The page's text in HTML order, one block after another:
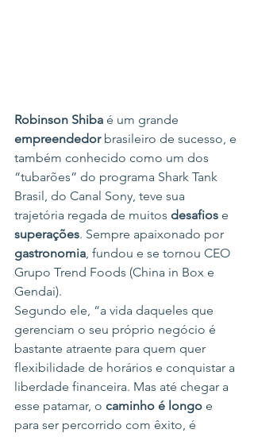
Robinson Shiba é um grande
empreendedor brasileiro de sucesso, e
também conhecido como um dos
“tubarões” do programa Shark Tank
Brasil, do Canal Sony, teve sua
trajetória regada de muitos desafios e
superações. Sempre apaixonado por
gastronomia, fundou e se tornou CEO
Grupo Trend Foods (China in Box e
Gendai).
Segundo ele, “a vida daqueles que
gerenciam o seu próprio negócio é
bastante atraente para quem quer
flexibilidade de horários e conquistar a
liberdade financeira. Mas até chegar a
esse patamar, o caminho é longo e
para ser percorrido com êxito, é